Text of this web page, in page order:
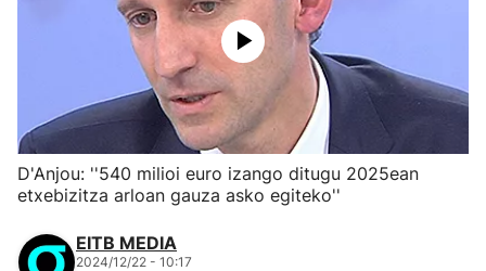
D'Anjou: ''540 milioi euro izango ditugu 2025ean
etxebizitza arloan gauza asko egiteko''
EITB MEDIA
2024/12/22 - 10:17